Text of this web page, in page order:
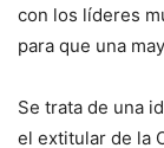
con los líderes
para que una
Se trata de una
el extitular de la